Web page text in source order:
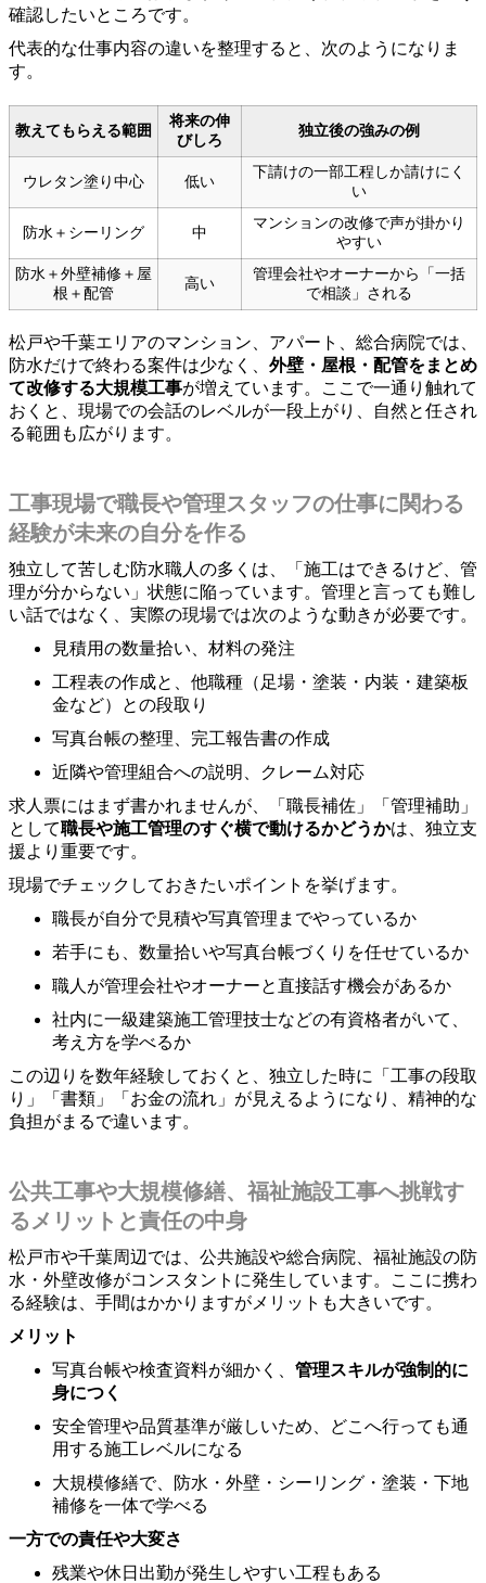
確認したいところです。
代表的な仕事内容の違いを整理すると、次のようになりま
す。
教えてもらえる範囲
将来の伸
びしろ
独立後の強みの例
ウレタン塗り中心 低い
下請けの一部工程しか請けにく
い
防水＋シーリング 中
マンションの改修で声が掛かり
やすい
防水＋外壁補修＋屋
根＋配管
高い
管理会社やオーナーから「一括
で相談」される
松戸や千葉エリアのマンション、アパート、総合病院では、
防水だけで終わる案件は少なく、 外壁・屋根・配管をまとめ
て改修する大規模工事が増えています。ここで一通り触れて
おくと、現場での会話のレベルが一段上がり、自然と任され
る範囲も広がります。
工事現場で職長や管理スタッフの仕事に関わる
経験が未来の自分を作る
独立して苦しむ防水職人の多くは、「施工はできるけど、管
理が分からない」状態に陥っています。管理と言っても難し
い話ではなく、実際の現場では次のような動きが必要です。
見積用の数量拾い、材料の発注
工程表の作成と、他職種（足場・塗装・内装・建築板
金など）との段取り
写真台帳の整理、完工報告書の作成
近隣や管理組合への説明、クレーム対応
求人票にはまず書かれませんが、「職長補佐」「管理補助」
として職長や施工管理のすぐ横で動けるかどうかは、独立支
援より重要です。
現場でチェックしておきたいポイントを挙げます。
職長が自分で見積や写真管理までやっているか
若手にも、数量拾いや写真台帳づくりを任せているか
職人が管理会社やオーナーと直接話す機会があるか
社内に一級建築施工管理技士などの有資格者がいて、
考え方を学べるか
この辺りを数年経験しておくと、独立した時に「工事の段取
り」「書類」「お金の流れ」が見えるようになり、精神的な
負担がまるで違います。
公共工事や大規模修繕、福祉施設工事へ挑戦す
るメリットと責任の中身
松戸市や千葉周辺では、公共施設や総合病院、福祉施設の防
水・外壁改修がコンスタントに発生しています。ここに携わ
る経験は、手間はかかりますがメリットも大きいです。
メリット
写真台帳や検査資料が細かく、 管理スキルが強制的に
身につく
安全管理や品質基準が厳しいため、どこへ行っても通
用する施工レベルになる
大規模修繕で、防水・外壁・シーリング・塗装・下地
補修を一体で学べる
一方での責任や大変さ
残業や休日出勤が発生しやすい工程もある